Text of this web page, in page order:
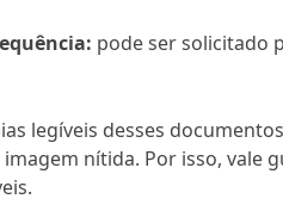
pode ser solicitado
legíveis desses
nítida. Por isso, vale